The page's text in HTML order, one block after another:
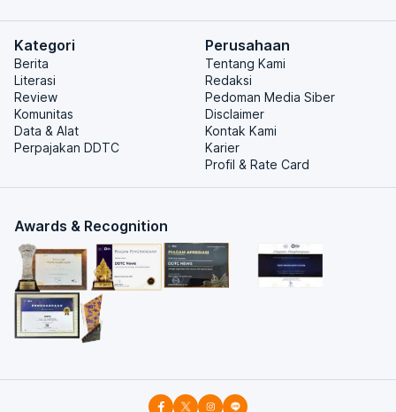
Kategori
Berita
Literasi
Review
Komunitas
Data & Alat
Perpajakan DDTC
Perusahaan
Tentang Kami
Redaksi
Pedoman Media Siber
Disclaimer
Kontak Kami
Karier
Profil & Rate Card
Awards & Recognition